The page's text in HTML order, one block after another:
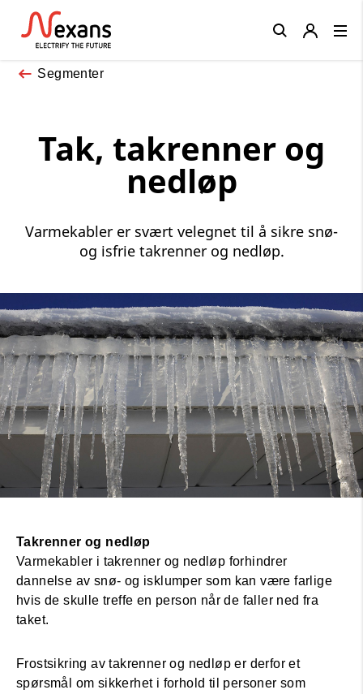
Segmenter
Tak, takrenner og
nedløp
Varmekabler er svært velegnet til å sikre snø-
og isfrie takrenner og nedløp.
Takrenner og nedløp
Varmekabler i takrenner og nedløp forhindrer
dannelse av snø- og isklumper som kan være farlige
hvis de skulle treffe en person når de faller ned fra
taket.
Frostsikring av takrenner og nedløp er derfor et
spørsmål om sikkerhet i forhold til personer som
Close